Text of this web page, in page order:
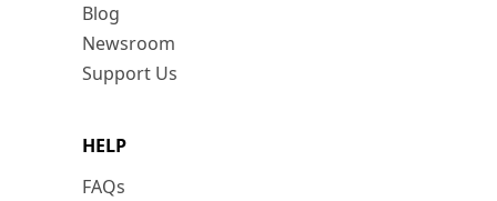
Blog
Newsroom
Support Us
HELP
FAQs